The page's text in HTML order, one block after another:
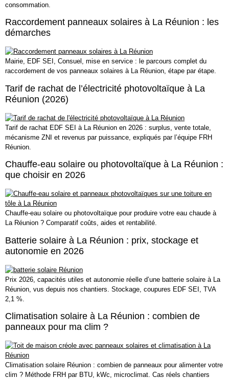
consommation.
Raccordement panneaux solaires à La Réunion : les
démarches
Mairie, EDF SEI, Consuel, mise en service : le parcours complet du
raccordement de vos panneaux solaires à La Réunion, étape par étape.
Tarif de rachat de l’électricité photovoltaïque à La
Réunion (2026)
Tarif de rachat EDF SEI à La Réunion en 2026 : surplus, vente totale,
mécanisme ZNI et revenus par puissance, expliqués par l’équipe FRH
Réunion.
Chauffe-eau solaire ou photovoltaïque à La Réunion :
que choisir en 2026
Chauffe-eau solaire ou photovoltaïque pour produire votre eau chaude à
La Réunion ? Comparatif coûts, aides et rentabilité.
Batterie solaire à La Réunion : prix, stockage et
autonomie en 2026
Prix 2026, capacités utiles et autonomie réelle d’une batterie solaire à La
Réunion, vus depuis nos chantiers. Stockage, coupures EDF SEI, TVA
2,1 %.
Climatisation solaire à La Réunion : combien de
panneaux pour ma clim ?
Climatisation solaire Réunion : combien de panneaux pour alimenter votre
clim ? Méthode FRH par BTU, kWc, microclimat. Cas réels chantiers